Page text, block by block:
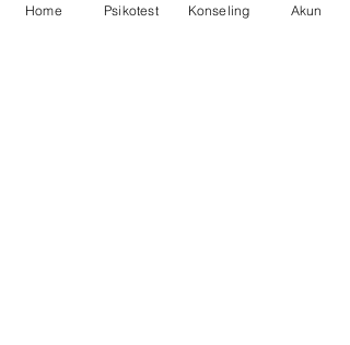
Rp 20.000
Home Psikotest Konseling Akun